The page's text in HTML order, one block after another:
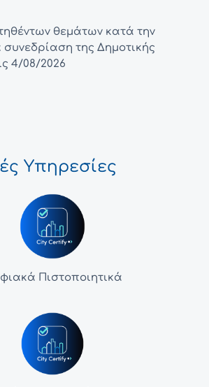
θεμάτων κατά την
της Δημοτικής
4/08/2026
Υπηρεσίες
Πιστοποιητικά